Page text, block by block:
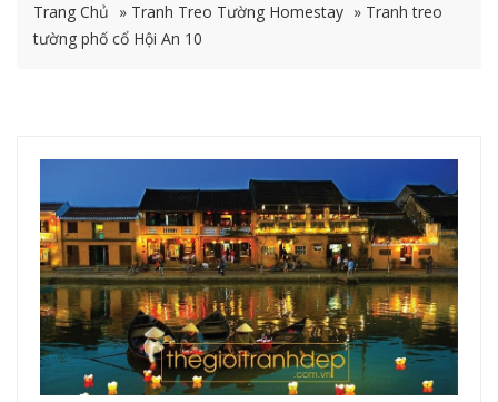
Trang Chủ » Tranh Treo Tường Homestay » Tranh treo
tường phố cổ Hội An 10